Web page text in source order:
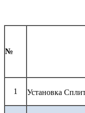
№
1 Установка